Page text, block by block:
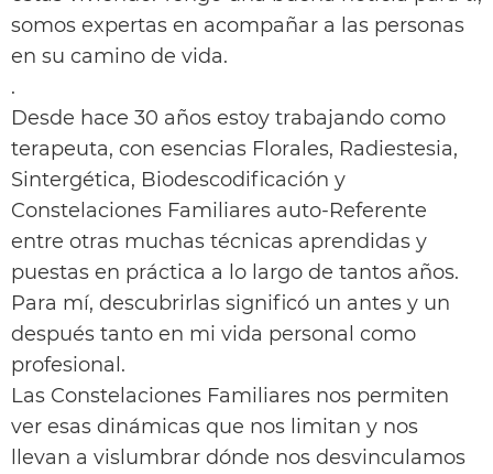
somos expertas en acompañar a las personas
en su camino de vida.
.
Desde hace 30 años estoy trabajando como
terapeuta, con esencias Florales, Radiestesia,
Sintergética, Biodescodificación y
Constelaciones Familiares auto-Referente
entre otras muchas técnicas aprendidas y
puestas en práctica a lo largo de tantos años.
Para mí, descubrirlas significó un antes y un
después tanto en mi vida personal como
profesional.
Las Constelaciones Familiares nos permiten
ver esas dinámicas que nos limitan y nos
llevan a vislumbrar dónde nos desvinculamos